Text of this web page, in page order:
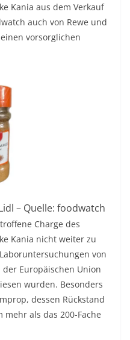
Kania aus dem Verkauf
auch von Rewe und
vorsorglichen
– Quelle: foodwatch
Charge des
Kania nicht weiter zu
von
Europäischen Union
wurden. Besonders
dessen Rückstand
als das 200-Fache